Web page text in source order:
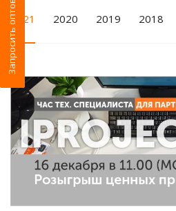
2021 2020 2019 2018